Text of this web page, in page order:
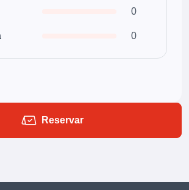
0
0
Reservar